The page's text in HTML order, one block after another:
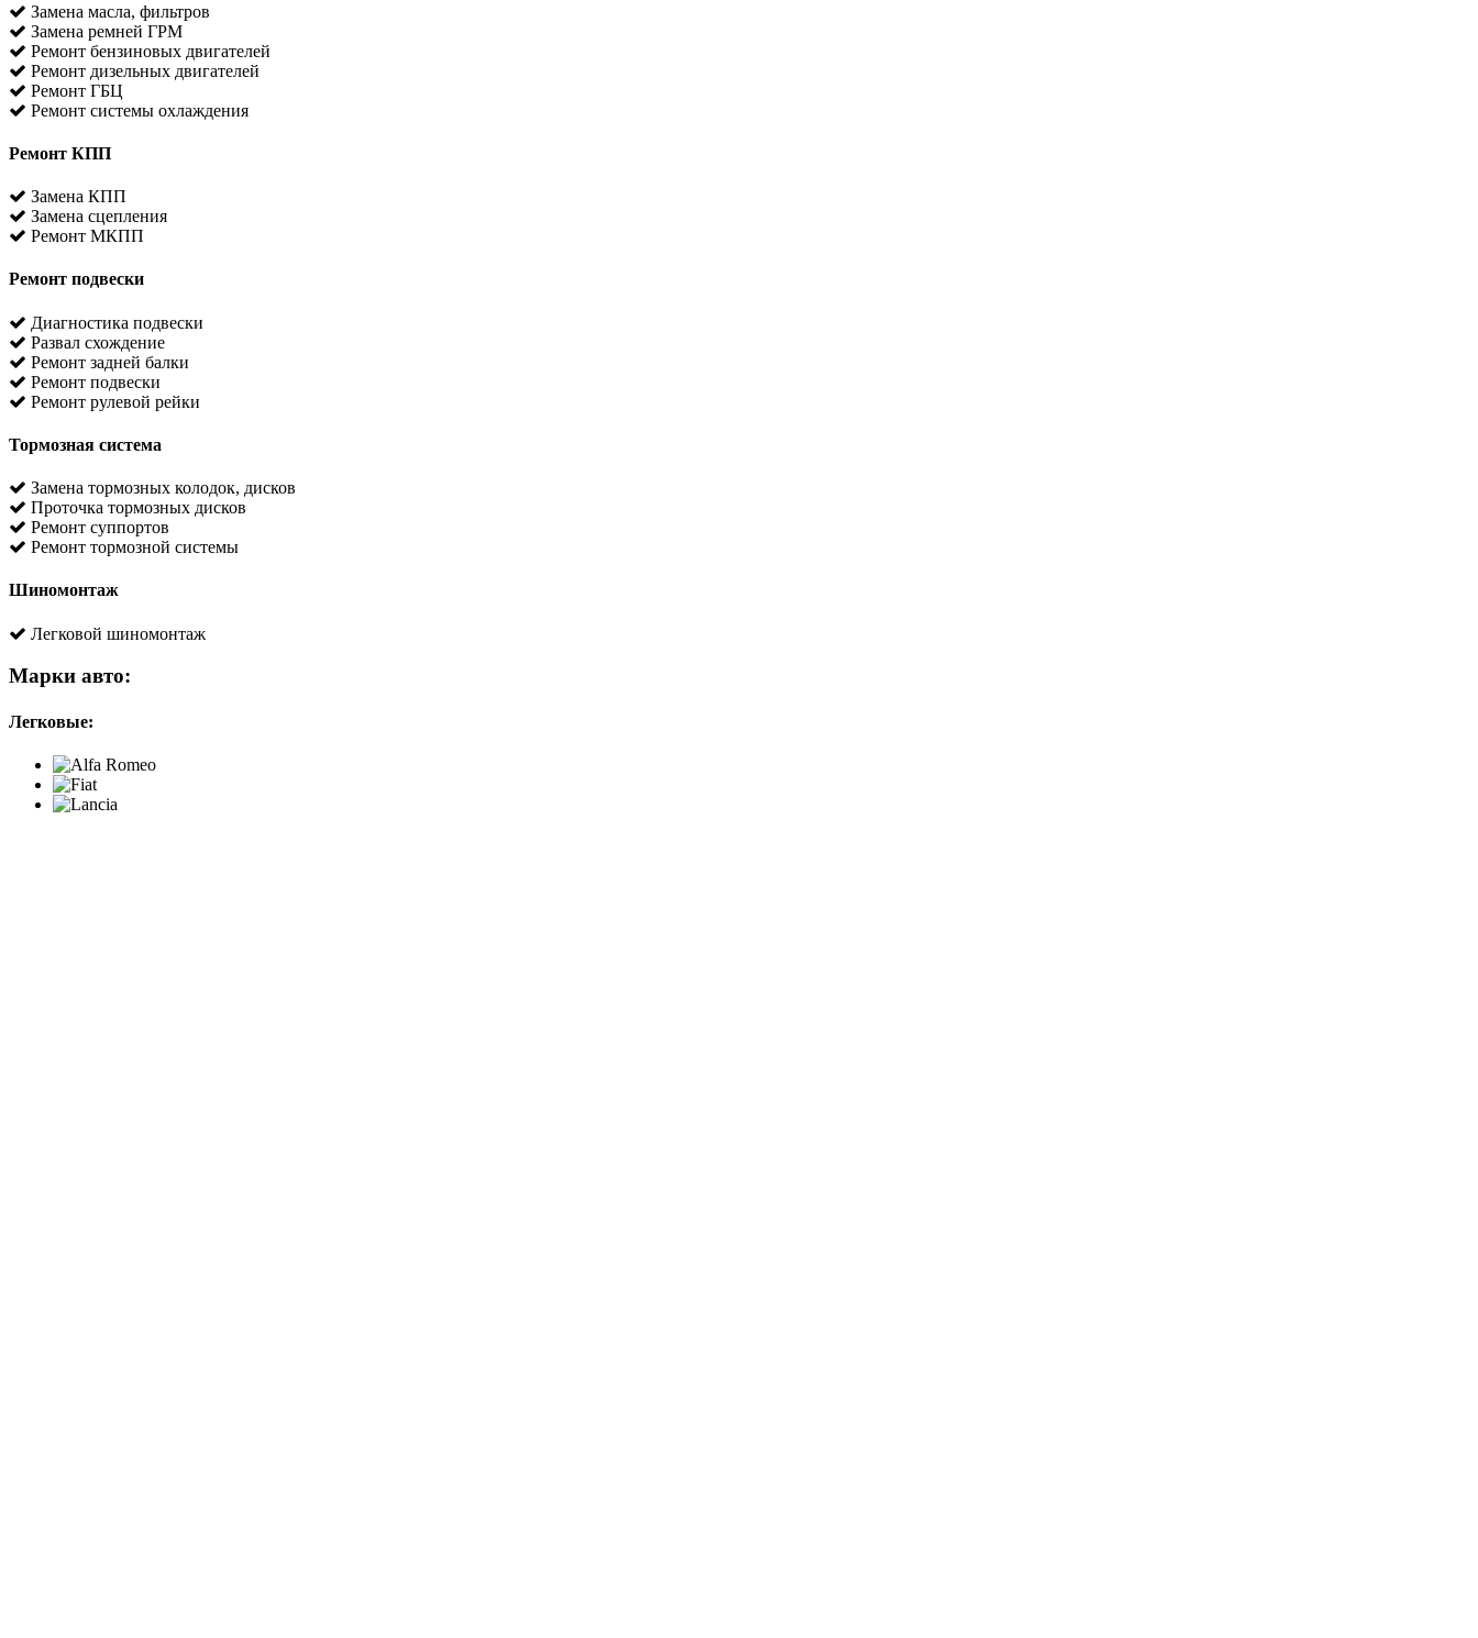
Замена масла, фильтров
Замена ремней ГРМ
Ремонт бензиновых двигателей
Ремонт дизельных двигателей
Ремонт ГБЦ
Ремонт системы охлаждения
Ремонт КПП
Замена КПП
Замена сцепления
Ремонт МКПП
Ремонт подвески
Диагностика подвески
Развал схождение
Ремонт задней балки
Ремонт подвески
Ремонт рулевой рейки
Тормозная система
Замена тормозных колодок, дисков
Проточка тормозных дисков
Ремонт суппортов
Ремонт тормозной системы
Шиномонтаж
Легковой шиномонтаж
Марки авто:
Легковые: